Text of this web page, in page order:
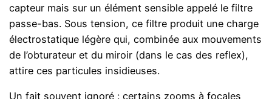
capteur mais sur un élément sensible appelé le filtre
passe-bas. Sous tension, ce filtre produit une charge
électrostatique légère qui, combinée aux mouvements
de l’obturateur et du miroir (dans le cas des reflex),
attire ces particules insidieuses.
Un fait souvent ignoré : certains zooms à focales